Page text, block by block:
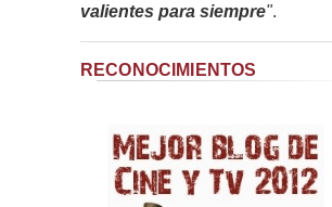
valientes para siempre".
RECONOCIMIENTOS